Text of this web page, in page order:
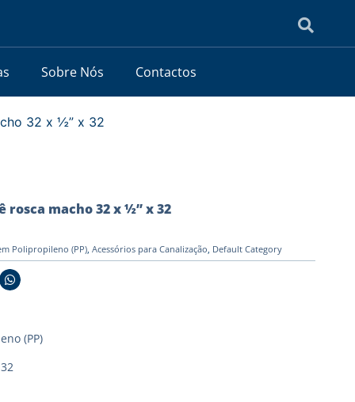
Sobre Nós Contactos
32 x ½” x 32
rosca macho 32 x ½” x 32
Polipropileno (PP), Acessórios para Canalização Default Category
(PP)